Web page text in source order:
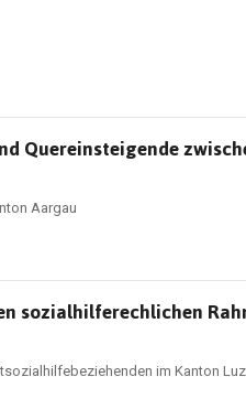
Quereinsteigende
Aargau
sozialhilferechlichen
im Kanton